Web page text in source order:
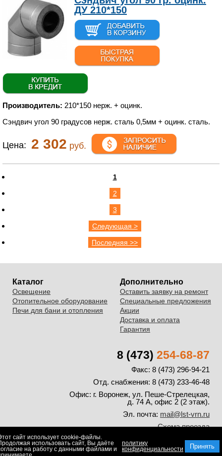
ДУ 210*150
Производитель: 210*150 нерж. + оцинк.
Сэндвич угол 90 градусов нерж. сталь 0,5мм + оцинк. сталь.
Цена: 2 302 руб.
1
2
3
Следующая >
Последняя >>
Каталог
Освещение
Отопительное оборудование
Печи для бани и отопления
Дополнительно
Оставить заявку на ремонт
Специальные предложения
Акции
Доставка и оплата
Гарантия
8 (473) 254-68-87
Факс: 8 (473) 296-94-21
Отд. снабжения: 8 (473) 233-46-48
Офис: г. Воронеж, ул. Пеше-Стрелецкая,
д. 74 А, офис 2 (2 этаж).
Эл. почта: mail@lst-vrn.ru
Схема проезда
© 2008-2026. ООО "Лаборатория света и тепла"
Пользовательское соглашениеиполитика обработки персональных данных
сайт использует cookie-файлы.
использовать сайт, Вы даёте
на работу с данными файлами и
политику
конфиденциальности
Принять